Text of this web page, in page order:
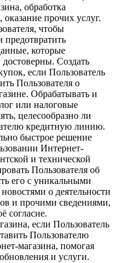
обработка
оказание прочих услуг.
чтобы
предотвратить
которые
Создать
если Пользователь
Пользователя о
Обрабатывать и
или налоговые
целесообразно ли
кредитную линию.
быстрое решение
Интернет-
и технической
Пользователя об
его с уникальными
о деятельности
и прочими сведениями,
согласие.
если Пользователь
Пользователю
магазина, помогая
и услуги.